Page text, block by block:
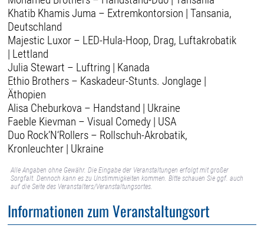
Khatib Khamis Juma – Extremkontorsion | Tansania,
Deutschland
Majestic Luxor – LED-Hula-Hoop, Drag, Luftakrobatik
| Lettland
Julia Stewart – Luftring | Kanada
Ethio Brothers – Kaskadeur-Stunts. Jonglage |
Äthopien
Alisa Cheburkova – Handstand | Ukraine
Faeble Kievman – Visual Comedy | USA
Duo Rock’N‘Rollers – Rollschuh-Akrobatik,
Kronleuchter | Ukraine
Alle Angaben ohne Gewähr. Die Eingabe der Veranstaltungen erfolgt mit großer
Sorgfalt. Dennoch kann es zu Unstimmigkeiten kommen. Bitte schauen Sie ggf. auch
auf die Seite des Veranstalters/Veranstaltungsortes.
Informationen zum Veranstaltungsort